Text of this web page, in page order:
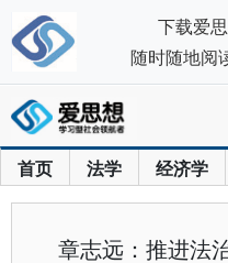
首页 法学 经济学
章志远：推进法
下载爱
随时随地阅